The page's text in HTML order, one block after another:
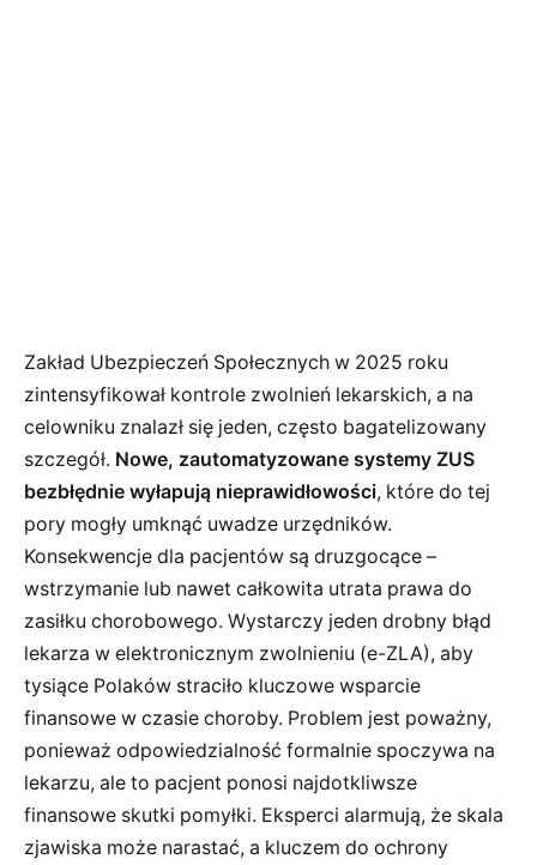
Zakład Ubezpieczeń Społecznych w 2025 roku
zintensyfikował kontrole zwolnień lekarskich, a na
celowniku znalazł się jeden, często bagatelizowany
szczegół. Nowe, zautomatyzowane systemy ZUS
bezbłędnie wyłapują nieprawidłowości, które do tej
pory mogły umknąć uwadze urzędników.
Konsekwencje dla pacjentów są druzgocące –
wstrzymanie lub nawet całkowita utrata prawa do
zasiłku chorobowego. Wystarczy jeden drobny błąd
lekarza w elektronicznym zwolnieniu (e-ZLA), aby
tysiące Polaków straciło kluczowe wsparcie
finansowe w czasie choroby. Problem jest poważny,
ponieważ odpowiedzialność formalnie spoczywa na
lekarzu, ale to pacjent ponosi najdotkliwsze
finansowe skutki pomyłki. Eksperci alarmują, że skala
zjawiska może narastać, a kluczem do ochrony